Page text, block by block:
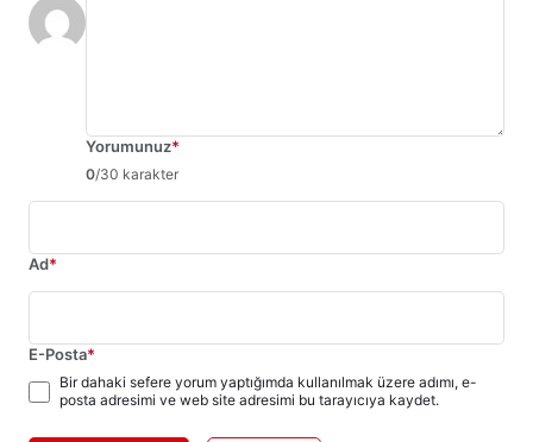
Yorumunuz*
0/30 karakter
Ad*
E-Posta*
Bir dahaki sefere yorum yaptığımda kullanılmak üzere adımı, e-
posta adresimi ve web site adresimi bu tarayıcıya kaydet.